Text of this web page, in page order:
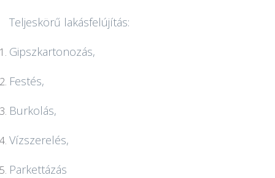
Teljeskörű lakásfelújítás:
Gipszkartonozás,
Festés,
Burkolás,
Vízszerelés,
Parkettázás